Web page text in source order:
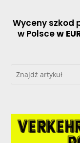
Wyceny szkod
w Polscew